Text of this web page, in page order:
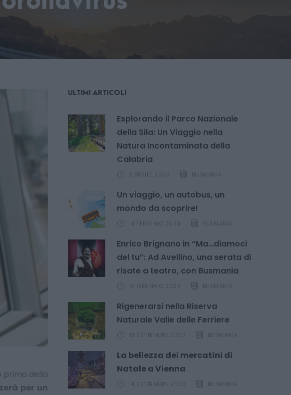
prima della
per un
ULTIMI ARTICOLI
Esplorando il Parco Nazionale
della Sila: Un Viaggio nella
Natura Incontaminata della
Calabria
2 APRILE 2024 BUSMANIA
Un viaggio, un autobus, un
mondo da scoprire!
14 FEBBRAIO 2024 BUSMANIA
Enrico Brignano in “Ma…diamoci
del tu”: Ad Avellino, una serata di
risate a teatro, con Busmania
10 GENNAIO 2024 BUSMANIA
Rigenerarsi nella Riserva
Naturale Valle delle Ferriere
21 SETTEMBRE 2023 BUSMANIA
La bellezza dei mercatini di
Natale a Vienna
14 SETTEMBRE 2023 BUSMANIA